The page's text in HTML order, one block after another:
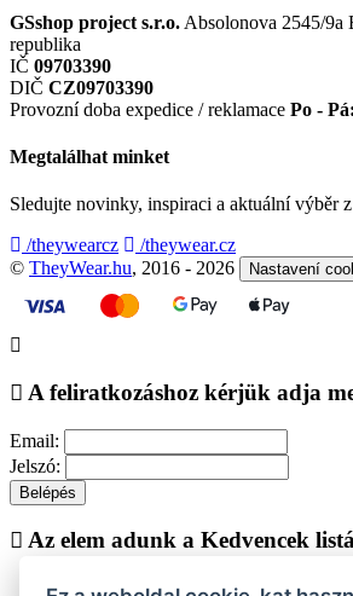
GSshop project s.r.o. Absolonova 2545/9a
republika
IČ 09703390
DIČ CZ09703390
Provozní doba expedice / reklamace Po -
Megtalálhat minket
Sledujte novinky, inspiraci a aktuální výběr
/theywearcz
/theywear.cz
© TheyWear.hu, 2016 - 2026 Nastavení
A feliratkozáshoz kérjük adja
Email:
Jelszó:
Belépés
Az elem adunk a Kedvencek